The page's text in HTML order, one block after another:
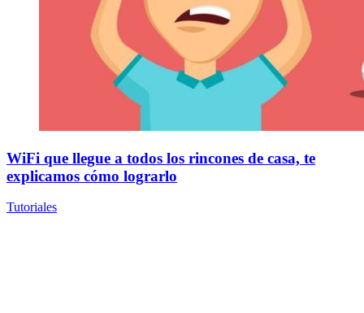
WiFi que llegue a todos los rincones de casa, te
explicamos cómo lograrlo
Tutoriales